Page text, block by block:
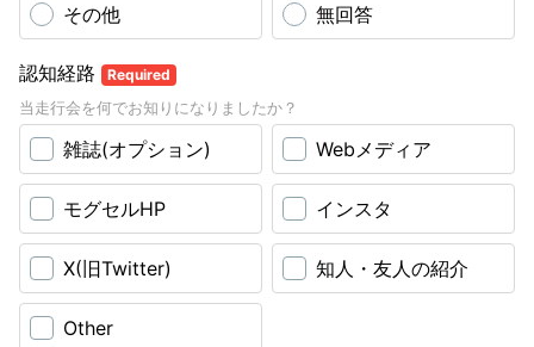
その他 無回答
認知経路 Required
当走行会を何でお知りになりましたか？
雑誌(オプション) Webメディア
モグセルHP インスタ
X(旧Twitter) 知人・友人の紹介
Other